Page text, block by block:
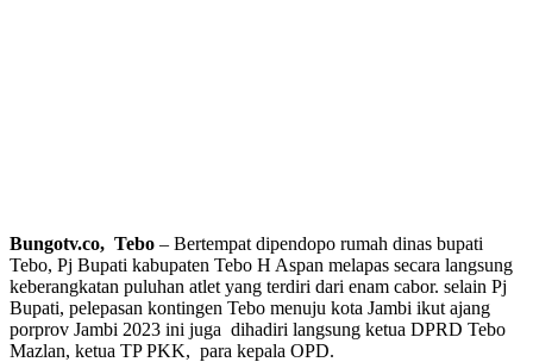
Bungotv.co, Tebo – Bertempat dipendopo rumah dinas bupati
Tebo, Pj Bupati kabupaten Tebo H Aspan melapas secara langsung
keberangkatan puluhan atlet yang terdiri dari enam cabor. selain Pj
Bupati, pelepasan kontingen Tebo menuju kota Jambi ikut ajang
porprov Jambi 2023 ini juga dihadiri langsung ketua DPRD Tebo
Mazlan, ketua TP PKK, para kepala OPD.